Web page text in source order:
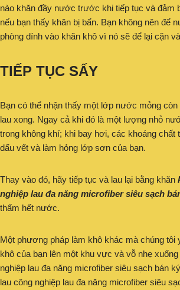
nào khăn đầy nước trước khi tiếp tục và đảm
nếu bạn thấy khăn bị bẩn. Bạn không nên để
phòng dính vào khăn khô vì nó sẽ để lại cặn
TIẾP TỤC SẤY
Bạn có thể nhận thấy một lớp nước mỏng
lau xong. Ngay cả khi đó là một lượng nhỏ
trong không khí; khi bay hơi, các khoáng chất
dấu vết và làm hỏng lớp sơn của bạn.
Thay vào đó, hãy tiếp tục và lau lại bằng khăn
nghiệp lau đa năng microfiber siêu sạch
thấm hết nước.
Một phương pháp làm khô khác mà chúng tôi
khô của bạn lên một khu vực và vỗ nhẹ
nghiệp lau đa năng microfiber siêu sạch bán
lau công nghiệp lau đa năng microfiber siêu